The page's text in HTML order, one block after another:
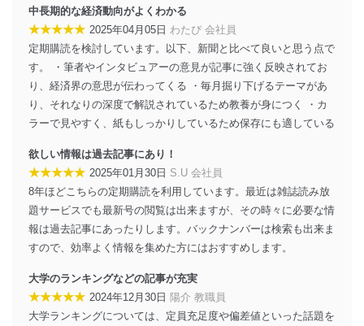
情報システムの使用に伴う漏洩等の防止
メール等により個人データの含まれるファイルを
送信する場合に、当該ファイルへのパスワードを
設定しています。
個人情報保護マネジメントシステムの継続的改善
当社は、内部監査及びマネジメントレビューの機会を通
善し、常に最良の状態を維持します。
苦情及び相談受付け窓口
貴殿の個人情報及び当社の個人情報保護マネジメントシ
ステムに関するご相談及び苦情については以下までご連
絡ください。
適切、かつ迅速に対応させていただきます。
株式会社富士山マガジンサービス 個人情報問い合わせ
係
TEL：0570-200-223
中長期的な経済動向がよくわかる
★★★★★ 2025年04月05日 わたぴ 会社員
定期購読を検討しています。以下、新聞と比べて良いと思う点で
す。 ・筆者やインタビュアーの意見が記事に強く反映されてお
り、経済界の意思が伝わってくる ・毎月掘り下げるテーマがあ
り、それなりの深度で解説されているため教養が身につく ・カ
ラーで見やすく、紙もしっかりしているため保存にも適している
欲しい情報は過去記事にあり！
★★★★★ 2025年01月30日 S.U 会社員
8年ほどこちらの定期購読を利用しています。最近は雑誌読み放
題サービスでも最新号の閲覧は出来ますが、その時々に必要な情
報は過去記事にあったりします。バックナンバーは検索も出来ま
すので、効率よく情報を集めた方にはおすすめします。
大学のランキングなどの記事が充実
★★★★★ 2024年12月30日 陽介 教職員
大学ランキングについては、定員充足度や偏差値といった話題を